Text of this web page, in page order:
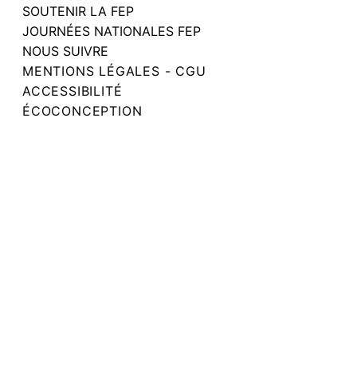
SOUTENIR LA FEP
JOURNÉES NATIONALES FEP
NOUS SUIVRE
MENTIONS LÉGALES - CGU
ACCESSIBILITÉ
ÉCOCONCEPTION